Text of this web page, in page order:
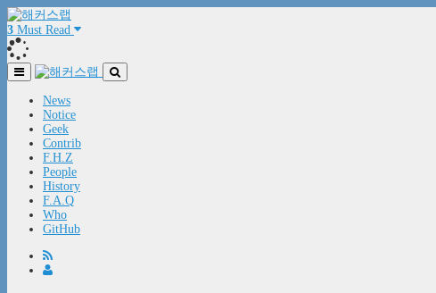
3 Must Read
News
Notice
Geek
Contrib
F.H.Z
People
History
F.A.Q
Who
GitHub